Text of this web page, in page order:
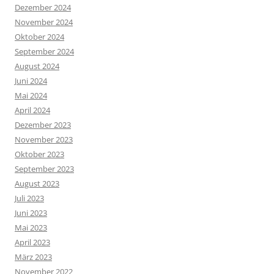
Dezember 2024
November 2024
Oktober 2024
September 2024
August 2024
Juni 2024
Mai 2024
April 2024
Dezember 2023
November 2023
Oktober 2023
September 2023
August 2023
Juli 2023
Juni 2023
Mai 2023
April 2023
März 2023
November 2022